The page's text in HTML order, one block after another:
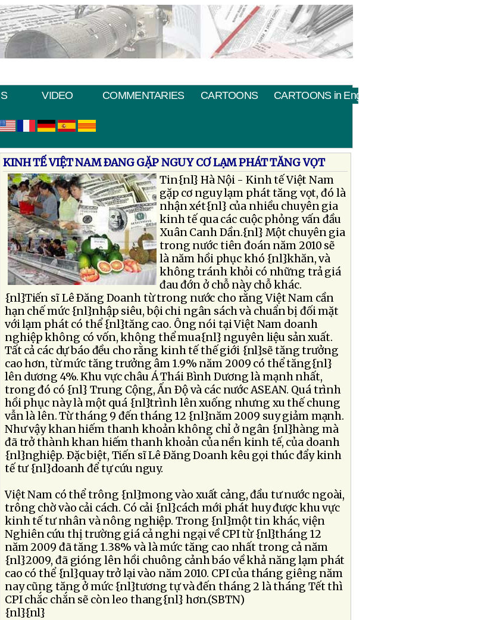
VIDEO COMMENTARIES CARTOONS CARTOONS in English
KINH TẾ VIỆT NAM ÐANG GẶP NGUY CƠ LẠM PHÁT TĂNG VỌT
Tin{nl} Hà Nội - Kinh tế Việt Nam
gặp cơ nguy lạm phát tăng vọt, đó là
nhận xét{nl} của nhiều chuyên gia
kinh tế qua các cuộc phỏng vấn đầu
Xuân Canh Dần.{nl} Một chuyên gia
trong nước tiên đoán năm 2010 sẽ
là năm hồi phục khó {nl}khăn, và
không tránh khỏi có những trả giá
đau đớn ở chỗ này chỗ khác.
{nl}Tiến sĩ Lê Ðăng Doanh từ trong nước cho rằng Việt Nam cần
hạn chế mức {nl}nhập siêu, bội chi ngân sách và chuẩn bị đối mặt
với lạm phát có thể {nl}tăng cao. Ông nói tại Việt Nam doanh
nghiệp không có vốn, không thể mua{nl} nguyên liệu sản xuất.
Tất cả các dự báo đều cho rằng kinh tế thế giới {nl}sẽ tăng trưởng
cao hơn, từ mức tăng trưởng âm 1.9% năm 2009 có thể tăng{nl}
lên dương 4%. Khu vực châu Á Thái Bình Dương là mạnh nhất,
trong đó có {nl} Trung Cộng, Ấn Ðộ và các nước ASEAN. Quá trình
hồi phục này là một quá {nl}trình lên xuống nhưng xu thế chung
vẫn là lên. Từ tháng 9 đến tháng 12 {nl}năm 2009 suy giảm mạnh.
Như vậy khan hiếm thanh khoản không chỉ ở ngân {nl}hàng mà
đã trở thành khan hiếm thanh khoản của nền kinh tế, của doanh
{nl}nghiệp. Ðặc biệt, Tiến sĩ Lê Ðăng Doanh kêu gọi thúc đẩy kinh
tế tư {nl}doanh để tự cứu nguy.
Việt Nam có thể trông {nl}mong vào xuất cảng, đầu tư nước ngoài,
trông chờ vào cải cách. Có cải {nl}cách mới phát huy được khu vực
kinh tế tư nhân và nông nghiệp. Trong {nl}một tin khác, viện
Nghiên cứu thị trường giá cả nghi ngại về CPI từ {nl}tháng 12
năm 2009 đã tăng 1.38% và là mức tăng cao nhất trong cả năm
{nl}2009, đã gióng lên hồi chuông cảnh báo về khả năng lạm phát
cao có thể {nl}quay trở lại vào năm 2010. CPI của tháng giêng năm
nay cũng tăng ở mức {nl}tương tự và đến tháng 2 là tháng Tết thì
CPI chắc chắn sẽ còn leo thang{nl} hơn.(SBTN)
{nl}{nl}